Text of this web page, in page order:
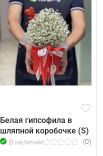
Белая гипсофила в
шляпной коробочке (S)
В наличии (0)